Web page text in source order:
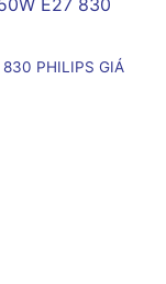
PHILIPS GIÁ